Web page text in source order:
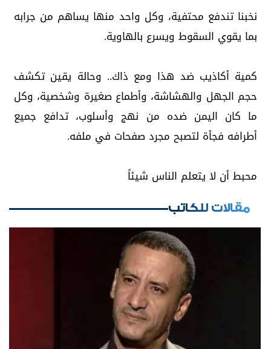
‏نخبنا تندفع محتفية، وكل واحد منها يساهم من جرابه
بما يقوي السقوط ويسرع بالهاوية.
‏كمية أكاذيب ضد هذا ومع ذاك.. وحالة يقين تكشف
حجم الجهل والهشاشة، وأطماع صغيرة وشخصية، وكل
ما كان اليمن ضده من نهج وأسلوب، تدافع جميع
أطرافه فجأة لتصبح مجرد صفحات في ملفه.
‏محبط أن لا يتعلم الناس شيئاً
مقالات للكاتب